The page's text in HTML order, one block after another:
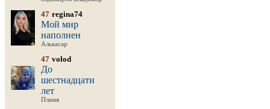
47 regina74
Мой мир
наполнен
Алькасар
47 volod
До
шестнадцати
лет
Пламя